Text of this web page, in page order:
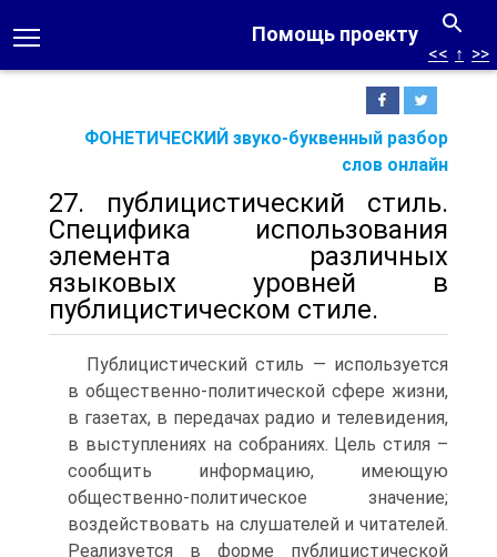
Помощь проекту
ФОНЕТИЧЕСКИЙ звуко-буквенный разбор
слов онлайн
<< ↑ >>
27. публицистический стиль.
Специфика использования
элемента различных
языковых уровней в
публицистическом стиле.
Публицистический стиль — используется
в общественно-политической сфере жизни,
в газетах, в передачах радио и телевидения,
в выступлениях на собраниях. Цель стиля –
сообщить информацию, имеющую
общественно-политическое значение;
воздействовать на слушателей и читателей.
Реализуется в форме публицистической